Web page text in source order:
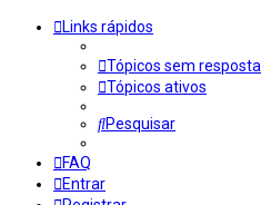
Links rápidos
Tópicos sem resposta
Tópicos ativos
Pesquisar
FAQ
Entrar